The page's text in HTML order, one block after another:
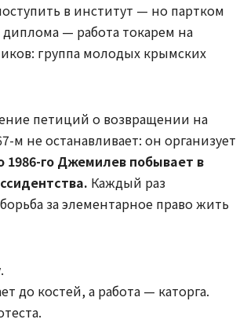
в институт — но партком
диплома — работа токарем на
группа молодых крымских
петиций о возвращении на
м не останавливает: он организует
1986-го Джемилев побывает в
Каждый раз
за элементарное право жить
до костей, а работа — каторга.